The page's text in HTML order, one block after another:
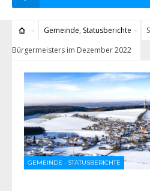
Gemeinde, Statusberichte
Bürgermeisters im Dezember 2022
GEMEINDE • STATUSBERICHTE